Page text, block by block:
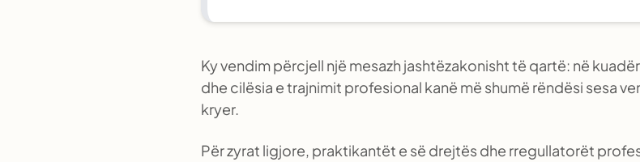
Ky vendim përcjell një mesazh jashtëzakonisht të qartë: në
dhe cilësia e trajnimit profesional kanë më shumë rëndësi sesa
kryer.
Për zyrat ligjore, praktikantët e së drejtës dhe rregullatorët